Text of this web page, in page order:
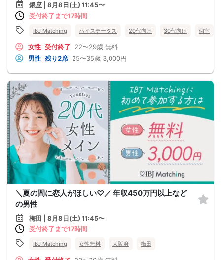
銀座 | 8月8日(土) 11:45〜
受付終了まで17時間
IBJ Matching ハイステータス 20代向け 30代向け 個室
女性 受付終了 22〜29歳 無料
男性 残り2席 25〜35歳 3,000円
＼夏の間に恋人がほしい♡／ 年収450万円以上など
の男性
梅田 | 8月8日(土) 11:45〜
受付終了まで17時間
IBJ Matching 女性無料 大阪府 梅田